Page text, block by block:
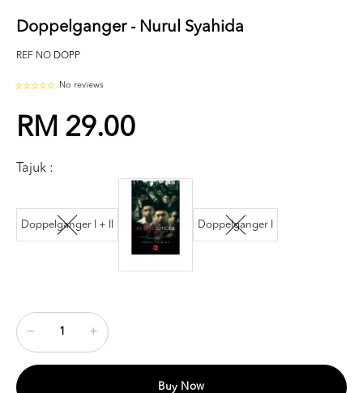
Doppelganger - Nurul Syahida
REF NO DOPP
No reviews
RM 29.00
Tajuk :
Doppelganger I + II Doppelganger I
Buy Now